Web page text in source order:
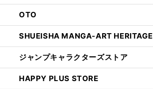
OTO
SHUEISHA MANGA-ART HERITAGE
ジャンプキャラクターズストア
HAPPY PLUS STORE